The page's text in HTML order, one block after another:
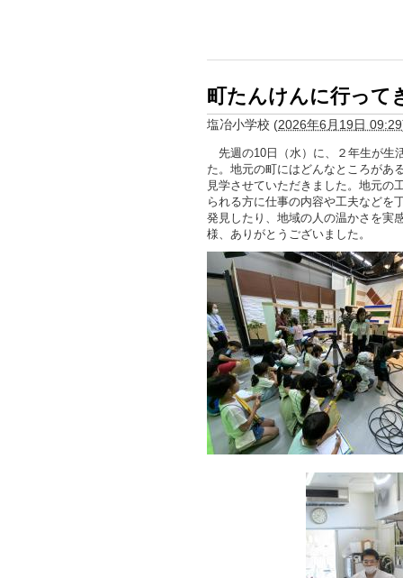
町たんけんに行って
塩冶小学校 (2026年6月19日 09:29
先週の10日（水）に、２年生が生
た。地元の町にはどんなところがあ
見学させていただきました。地元の
られる方に仕事の内容や工夫などを
発見したり、地域の人の温かさを実
様、ありがとうございました。